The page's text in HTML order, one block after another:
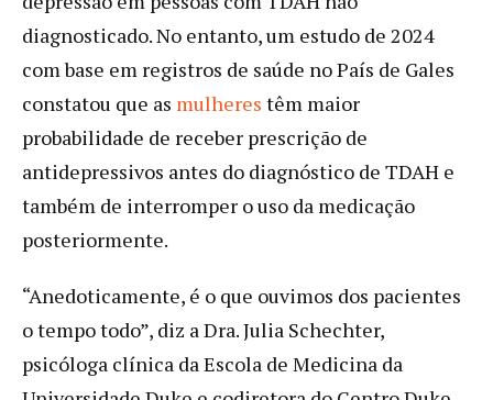
diagnosticado. No entanto, um estudo de 2024
com base em registros de saúde no País de Gales
constatou que as mulheres têm maior
probabilidade de receber prescrição de
antidepressivos antes do diagnóstico de TDAH e
também de interromper o uso da medicação
posteriormente.
“Anedoticamente, é o que ouvimos dos pacientes
o tempo todo”, diz a Dra. Julia Schechter,
psicóloga clínica da Escola de Medicina da